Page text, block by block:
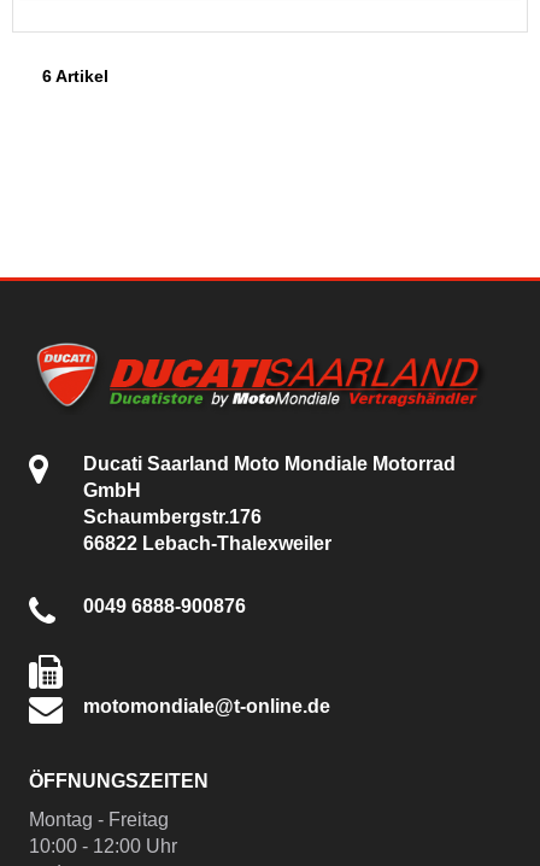
6 Artikel
Ducati Saarland Moto Mondiale Motorrad
GmbH
Schaumbergstr.176
66822 Lebach-Thalexweiler
0049 6888-900876
motomondiale@t-online.de
ÖFFNUNGSZEITEN
Montag - Freitag
10:00 - 12:00 Uhr